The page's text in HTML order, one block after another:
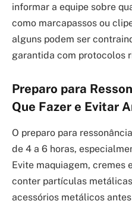
informar a equipe sobre
como marcapassos ou
alguns podem ser
garantida com protocolos
Preparo para
Que Fazer e Evitar
O preparo para
de 4 a 6 horas,
Evite maquiagem, cremes
conter partículas
acessórios metálicos